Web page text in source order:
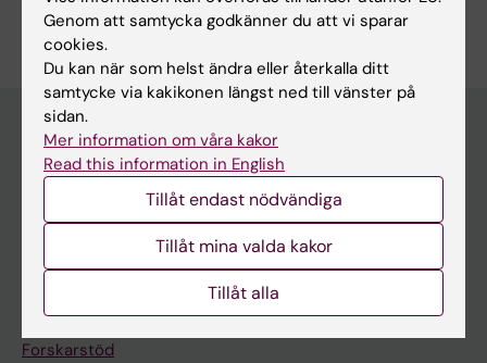
Meny
Utbildningsstöd
Forskarutbildning
Forskarstöd
Genom att samtycka godkänner du att vi sparar
cookies.
Du kan när som helst ändra eller återkalla ditt
samtycke via kakikonen längst ned till vänster på
sidan.
Mer information om våra kakor
Read this information in English
Tillåt endast nödvändiga
Tillåt mina valda kakor
Tillåt alla